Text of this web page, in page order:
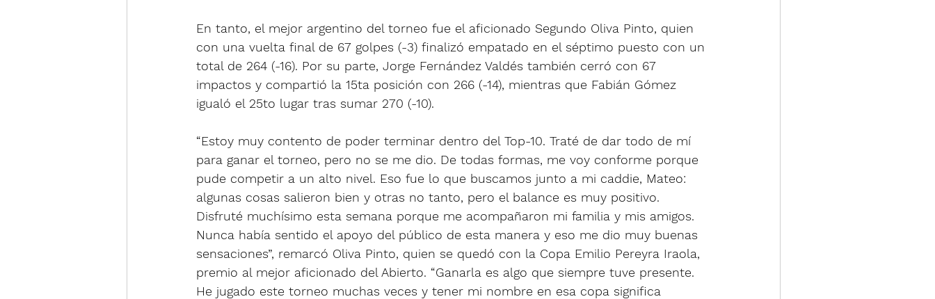
En tanto, el mejor argentino del torneo fue el aficionado Segundo Oliva Pinto, quien
con una vuelta final de 67 golpes (-3) finalizó empatado en el séptimo puesto con un
total de 264 (-16). Por su parte, Jorge Fernández Valdés también cerró con 67
impactos y compartió la 15ta posición con 266 (-14), mientras que Fabián Gómez
igualó el 25to lugar tras sumar 270 (-10).
“Estoy muy contento de poder terminar dentro del Top-10. Traté de dar todo de mí
para ganar el torneo, pero no se me dio. De todas formas, me voy conforme porque
pude competir a un alto nivel. Eso fue lo que buscamos junto a mi caddie, Mateo:
algunas cosas salieron bien y otras no tanto, pero el balance es muy positivo.
Disfruté muchísimo esta semana porque me acompañaron mi familia y mis amigos.
Nunca había sentido el apoyo del público de esta manera y eso me dio muy buenas
sensaciones”, remarcó Oliva Pinto, quien se quedó con la Copa Emilio Pereyra Iraola,
premio al mejor aficionado del Abierto. “Ganarla es algo que siempre tuve presente.
He jugado este torneo muchas veces y tener mi nombre en esa copa significa